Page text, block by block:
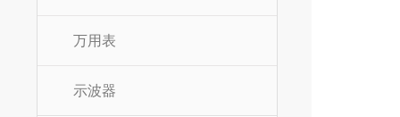
万用表
示波器